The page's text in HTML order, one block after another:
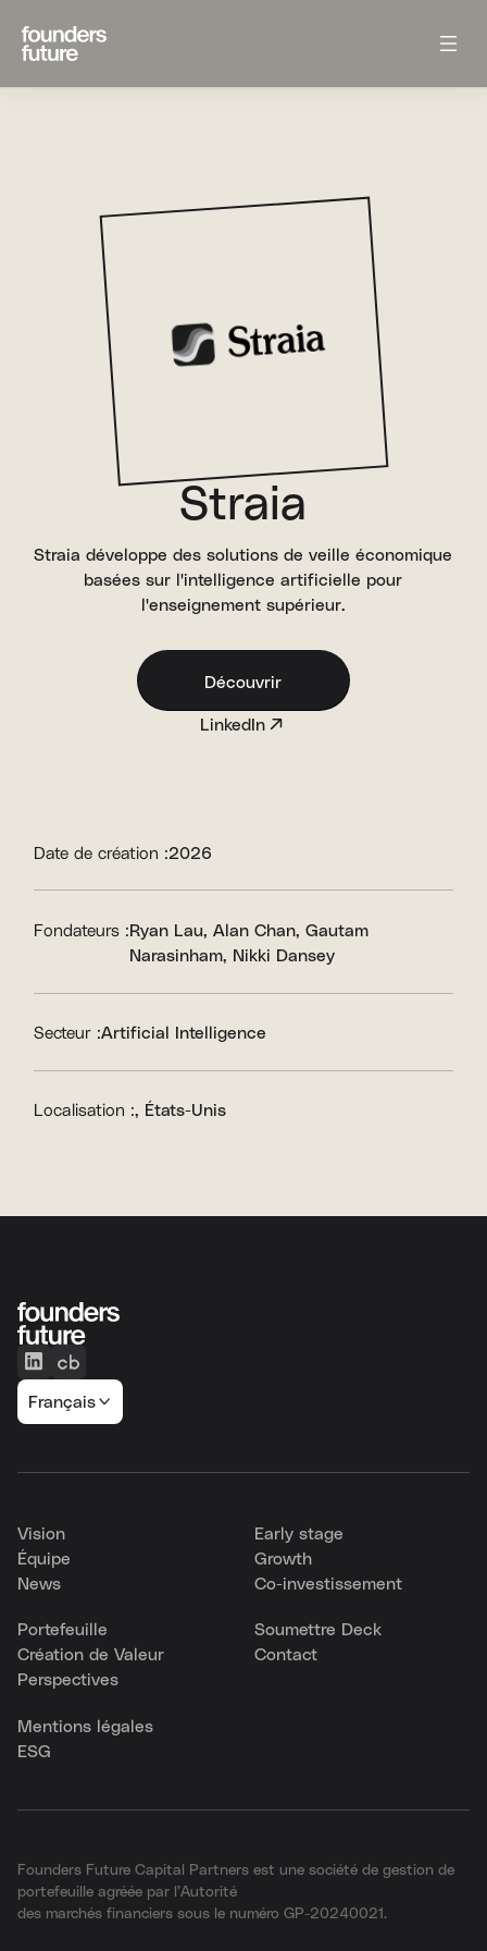
Straia
Straia développe des solutions de veille économique
basées sur l'intelligence artificielle pour
l'enseignement supérieur.
Découvrir
LinkedIn
Date de création :2026
Fondateurs :Ryan Lau Alan Chan Gautam
Narasinham Nikki Dansey
Secteur :Artificial Intelligence
Localisation :, États-Unis
Français
Vision
Équipe
News
Early stage
Growth
Co-investissement
Portefeuille
Création de Valeur
Perspectives
Soumettre Deck
Contact
Mentions légales
ESG
Founders Future Capital Partners est une société de gestion de
portefeuille agréée par l’Autorité
des marchés financiers sous le numéro GP-20240021.